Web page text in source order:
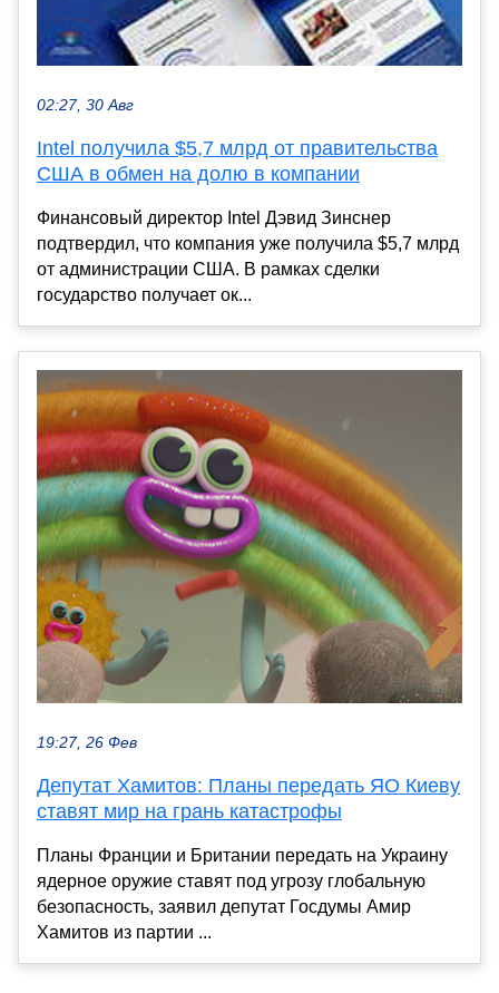
02:27, 30 Авг
Intel получила $5,7 млрд от правительства
США в обмен на долю в компании
Финансовый директор Intel Дэвид Зинснер
подтвердил, что компания уже получила $5,7 млрд
от администрации США. В рамках сделки
государство получает ок...
19:27, 26 Фев
Депутат Хамитов: Планы передать ЯО Киеву
ставят мир на грань катастрофы
Планы Франции и Британии передать на Украину
ядерное оружие ставят под угрозу глобальную
безопасность, заявил депутат Госдумы Амир
Хамитов из партии ...